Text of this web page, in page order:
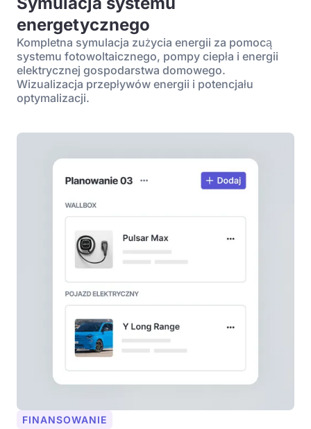
energetycznego
Kompletna symulacja zużycia energii za pomocą
systemu fotowoltaicznego, pompy ciepła i energii
elektrycznej gospodarstwa domowego.
Wizualizacja przepływów energii i potencjału
optymalizacji.
FINANSOWANIE